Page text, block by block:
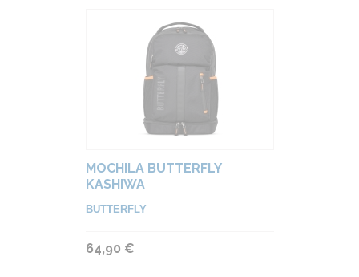
MOCHILA BUTTERFLY
KASHIWA
BUTTERFLY
64,90 €